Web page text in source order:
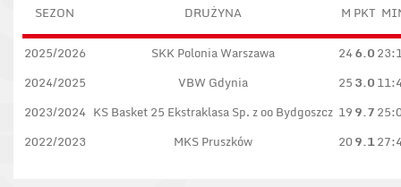
SEZON DRUŻYNA M PKT
2025/2026 SKK Polonia Warszawa 246.0
2024/2025
VBW Gdynia 253.0
2023/2024 KS Basket 25 Ekstraklasa Sp. z oo Bydgoszcz 199.7
2022/2023
MKS Pruszków 209.1